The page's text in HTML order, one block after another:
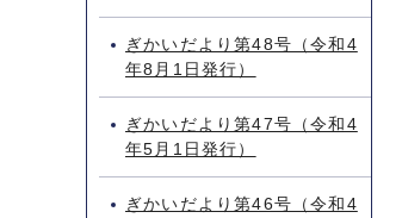
ぎかいだより第48号（令和4
年8月1日発行）
ぎかいだより第47号（令和4
年5月1日発行）
ぎかいだより第46号（令和4